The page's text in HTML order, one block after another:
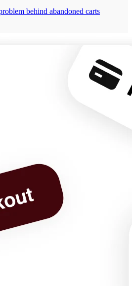
behind abandoned carts